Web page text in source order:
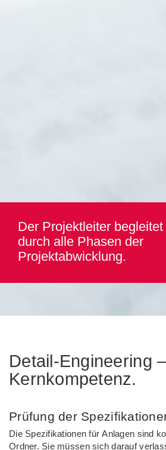
Der Projektleiter
durch alle Phasen der
Projektabwicklung.
Detail-Engineering
Kernkompetenz.
Prüfung der
Die Spezifikationen für Anlagen sind
Ordner. Sie müssen sich darauf